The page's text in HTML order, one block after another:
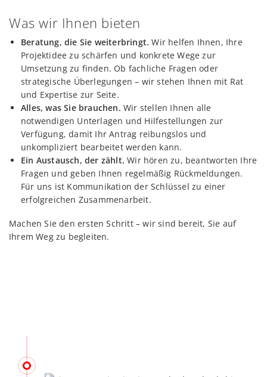
Was wir Ihnen bieten
Beratung, die Sie weiterbringt.Wir helfen Ihnen, Ihre
Projektidee zu schärfen und konkrete Wege zur
Umsetzung zu finden. Ob fachliche Fragen oder
strategische Überlegungen – wir stehen Ihnen mit Rat
und Expertise zur Seite.
Alles, was Sie brauchen. Wir stellen Ihnen alle
notwendigen Unterlagen und Hilfestellungen zur
Verfügung, damit Ihr Antrag reibungslos und
unkompliziert bearbeitet werden kann.
Ein Austausch, der zählt.Wir hören zu, beantworten Ihre
Fragen und geben Ihnen regelmäßig Rückmeldungen.
Für uns ist Kommunikation der Schlüssel zu einer
erfolgreichen Zusammenarbeit.
Machen Sie den ersten Schritt – wir sind bereit, Sie auf
Ihrem Weg zu begleiten.